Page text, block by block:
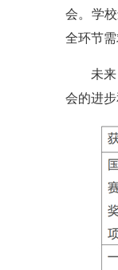
会。学
全环节需
未
会的进